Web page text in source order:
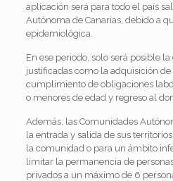
aplicación será para todo el país
Autónoma de Canarias, debido a
epidemiológica.
En ese periodo, solo será posible
justificadas como la adquisición
cumplimiento de obligaciones
o menores de edad y regreso al
Además, las Comunidades
la entrada y salida de sus
la comunidad o para un ámbito
limitar la permanencia de
privados a un máximo de 6